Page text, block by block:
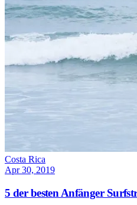
Costa Rica
Apr 30, 2019
5 der besten Anfänger